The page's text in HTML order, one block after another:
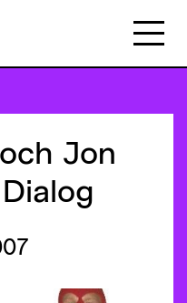
och Jon
Dialog